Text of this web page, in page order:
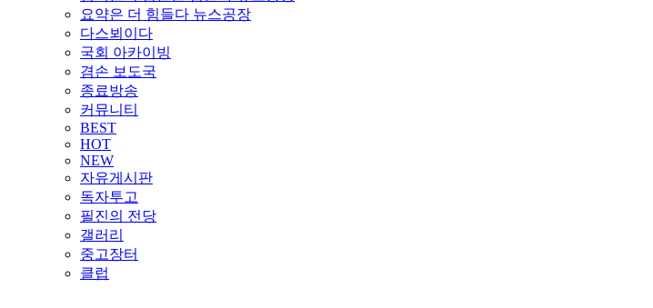
요약은 더 힘들다 뉴스공장
다스뵈이다
국회 아카이빙
겸손 보도국
종료방송
커뮤니티
BEST
HOT
NEW
자유게시판
독자투고
필진의 전당
갤러리
중고장터
클럽